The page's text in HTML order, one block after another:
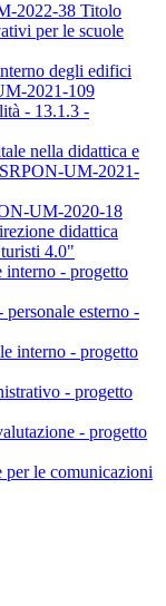
2022-38 Titolo
per le scuole
degli edifici
2021-109
- 13.1.3 -
nella didattica e
UM-2021-
UM-2020-18
didattica
4.0"
interno - progetto
personale esterno -
interno - progetto
- progetto
- progetto
le comunicazioni